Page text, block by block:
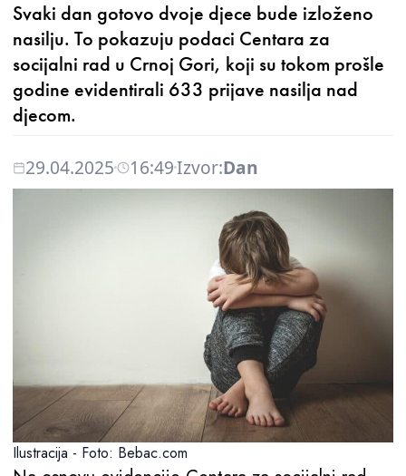
Svaki dan gotovo dvoje djece bude izloženo
nasilju. To pokazuju podaci Centara za
socijalni rad u Crnoj Gori, koji su tokom prošle
godine evidentirali 633 prijave nasilja nad
djecom.
29.04.2025 16:49Izvor:Dan
Ilustracija - Foto: Bebac.com